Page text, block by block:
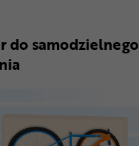
do samodzielnego